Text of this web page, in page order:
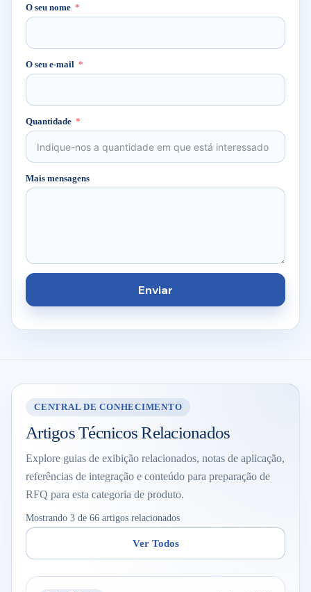
O seu nome
O seu e-mail
Quantidade
Mais mensagens
Enviar
CENTRAL DE CONHECIMENTO
Artigos Técnicos Relacionados
Explore guias de exibição relacionados, notas de aplicação,
referências de integração e conteúdo para preparação de
RFQ para esta categoria de produto.
Mostrando 3 de 66 artigos relacionados
Ver Todos